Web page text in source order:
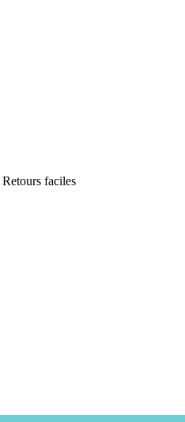
Retours faciles